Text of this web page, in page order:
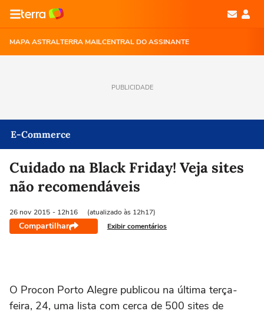
MAPA ASTRALTERRA MAILCENTRAL DO ASSINANTE
PUBLICIDADE
E-Commerce
Cuidado na Black Friday! Veja sites
não recomendáveis
26 nov 2015 - 12h16 (atualizado às 12h17)
Compartilhar Exibir comentários
O Procon Porto Alegre publicou na última terça-
feira, 24, uma lista com cerca de 500 sites de